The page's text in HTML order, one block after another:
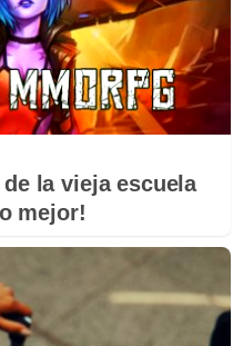
la vieja escuela
mejor!